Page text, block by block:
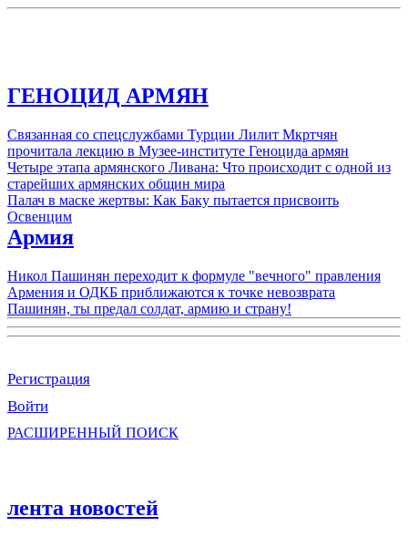
ГЕНОЦИД АРМЯН
Связанная со спецслужбами Турции Лилит Мкртчян
прочитала лекцию в Музее-институте Геноцида армян
Четыре этапа армянского Ливана: Что происходит с одной из
старейших армянских общин мира
Палач в маске жертвы: Как Баку пытается присвоить
Освенцим
Армия
Никол Пашинян переходит к формуле "вечного" правления
Армения и ОДКБ приближаются к точке невозврата
Пашинян, ты предал солдат, армию и страну!
Регистрация
Войти
РАСШИРЕННЫЙ ПОИСК
лента новостей